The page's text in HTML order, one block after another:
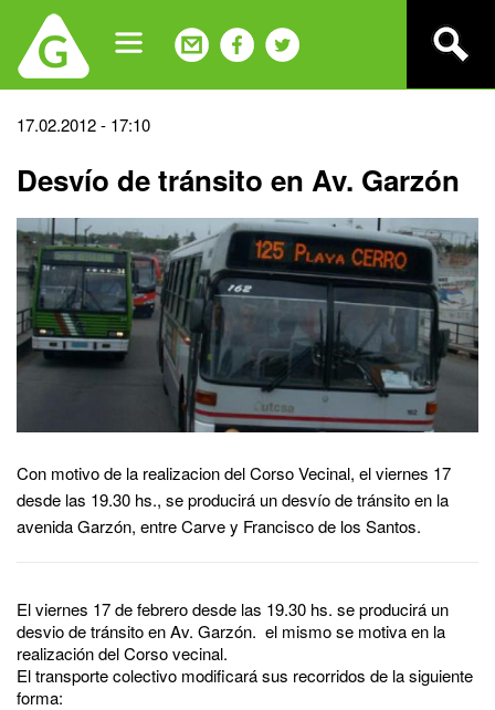
navigation
Back
top
17.02.2012 - 17:10
Desvío de tránsito en Av. Garzón
Con motivo de la realizacion del Corso Vecinal, el viernes 17
desde las 19.30 hs., se producirá un desvío de tránsito en la
avenida Garzón, entre Carve y Francisco de los Santos.
El viernes 17 de febrero desde las 19.30 hs. se producirá un
desvio de tránsito en Av. Garzón. el mismo se motiva en la
realización del Corso vecinal.
El transporte colectivo modificará sus recorridos de la siguiente
forma: